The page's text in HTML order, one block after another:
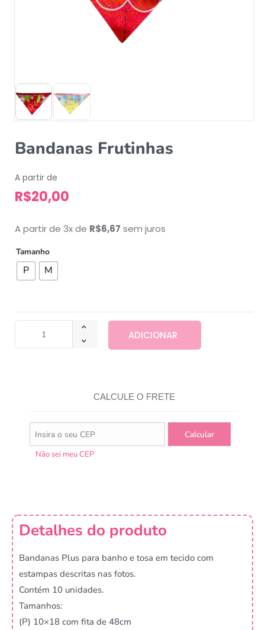
Bandanas Frutinhas
A partir de
R$20,00
A partir de 3x de R$6,67 sem juros
Tamanho
P M
ADICIONAR
CALCULE O FRETE
Não sei meu CEP
Detalhes do produto
Bandanas Plus para banho e tosa em tecido com
estampas descritas nas fotos.
Contém 10 unidades.
Tamanhos:
(P) 10×18 com fita de 48cm